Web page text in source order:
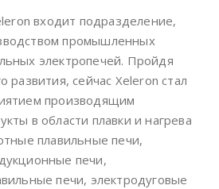
входит подразделение,
промышленных
электропечей. Пройдя
развития, сейчас Xeleron стал
производящим
в области плавки и нагрева
плавильные печи,
печи,
печи, электродуговые